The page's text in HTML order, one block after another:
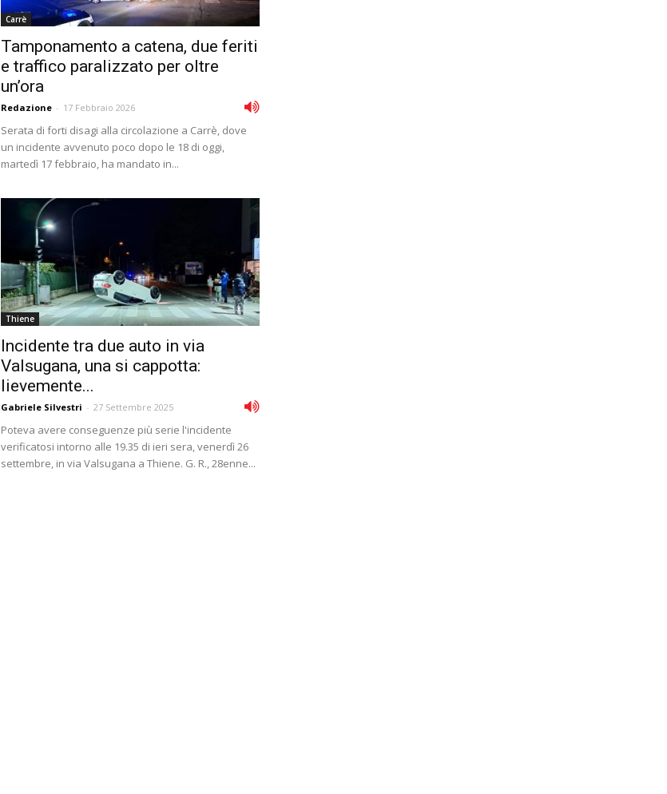
Carrè
Tamponamento a catena, due feriti
e traffico paralizzato per oltre
un’ora
Redazione - 17 Febbraio 2026
Serata di forti disagi alla circolazione a Carrè, dove
un incidente avvenuto poco dopo le 18 di oggi,
martedì 17 febbraio, ha mandato in...
Thiene
Incidente tra due auto in via
Valsugana, una si cappotta:
lievemente...
Gabriele Silvestri - 27 Settembre 2025
Poteva avere conseguenze più serie l'incidente
verificatosi intorno alle 19.35 di ieri sera, venerdì 26
settembre, in via Valsugana a Thiene. G. R., 28enne...